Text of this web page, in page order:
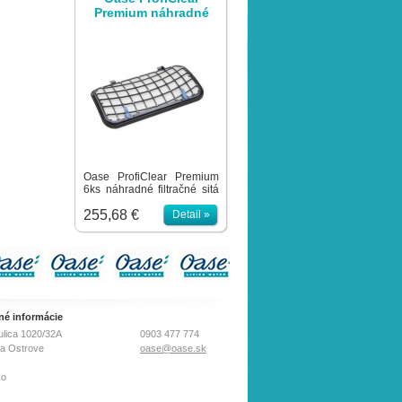
Premium náhradné
Oase ProfiClear Premium
6ks náhradné filtračné sitá
do bubnového filtra s
hustotou 60 μm
zabezpečuje odstránenie
255,68 € Detail »
informácie
0903 477 774
oase@oase.sk
1020/32A
Ostrove